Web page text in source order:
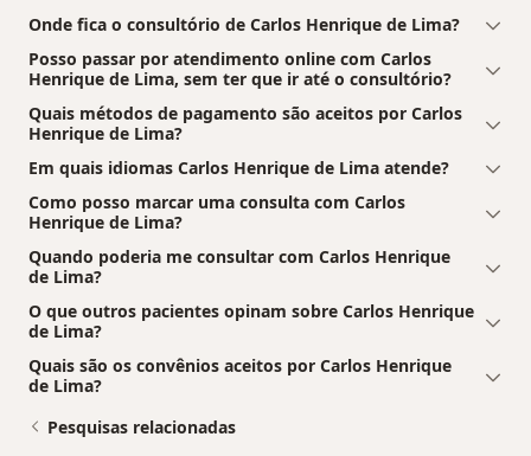
Onde fica o consultório de Carlos Henrique de Lima?
Posso passar por atendimento online com Carlos
Henrique de Lima, sem ter que ir até o consultório?
Quais métodos de pagamento são aceitos por Carlos
Henrique de Lima?
Em quais idiomas Carlos Henrique de Lima atende?
Como posso marcar uma consulta com Carlos
Henrique de Lima?
Quando poderia me consultar com Carlos Henrique
de Lima?
O que outros pacientes opinam sobre Carlos Henrique
de Lima?
Quais são os convênios aceitos por Carlos Henrique
de Lima?
Pesquisas relacionadas